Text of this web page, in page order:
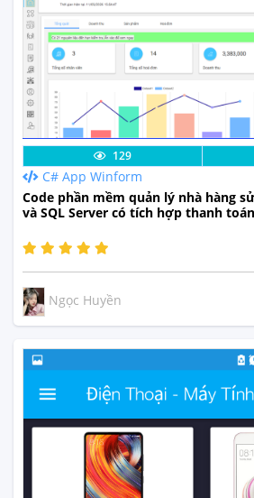
Lưu code
129
C# App Winform
Code phần mềm quản lý nhà hàng
và SQL Server có tích hợp thanh
Ngọc Huyền